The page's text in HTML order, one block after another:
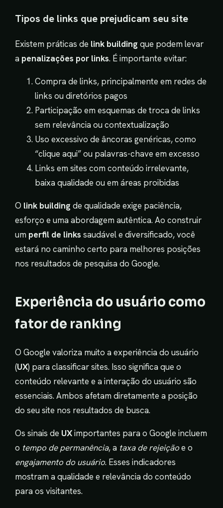
Tipos de links que prejudicam seu site
Existem práticas de link building que podem levar
a penalizações por links. É importante evitar:
Compra de links, principalmente em redes de
links ou diretórios pagos
Participação em esquemas de troca de links
sem relevância ou contextualização
Uso excessivo de âncoras genéricas, como
“clique aqui” ou palavras-chave em excesso
Links em sites com conteúdo irrelevante,
baixa qualidade ou em áreas proibidas
O link building de qualidade exige paciência,
esforço e uma abordagem autêntica. Ao construir
um perfil de links saudável e diversificado, você
estará no caminho certo para melhores posições
nos resultados de pesquisa do Google.
Experiência do usuário como
fator de ranking
O Google valoriza muito a experiência do usuário
(UX) para classificar sites. Isso significa que o
conteúdo relevante e a interação do usuário são
essenciais. Ambos afetam diretamente a posição
do seu site nos resultados de busca.
Os sinais de UXimportantes para o Google incluem
o tempo de permanência, a taxa de rejeiçãoe o
engajamento do usuário. Esses indicadores
mostram a qualidade e relevância do conteúdo
para os visitantes.